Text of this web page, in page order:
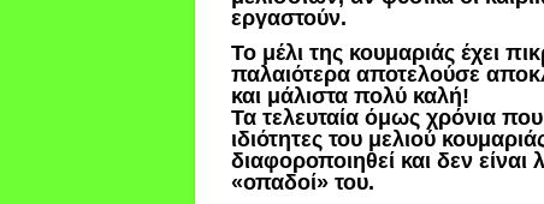
εργαστούν.
Το μέλι της κουμαριάς έχει
παλαιότερα αποτελούσε
και μάλιστα πολύ καλή!
Τα τελευταία όμως χρόνια που
ιδιότητες του μελιού
διαφοροποιηθεί και δεν είναι
«οπαδοί» του.